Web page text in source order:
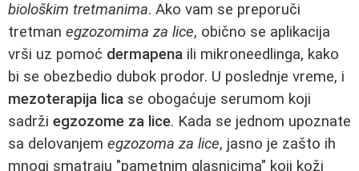
biološkim tretmanima. Ako vam se preporuči
tretman egzozomima za lice, obično se aplikacija
vrši uz pomoć dermapena ili mikroneedlinga, kako
bi se obezbedio dubok prodor. U poslednje vreme, i
mezoterapija lica se obogaćuje serumom koji
sadrži egzozome za lice. Kada se jednom upoznate
sa delovanjem egzozoma za lice, jasno je zašto ih
mnogi smatraju "pametnim glasnicima" koji koži